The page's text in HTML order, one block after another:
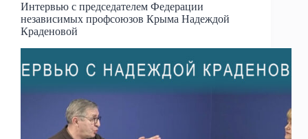
Интервью с председателем Федерации
независимых профсоюзов Крыма Надеждой
Краденовой